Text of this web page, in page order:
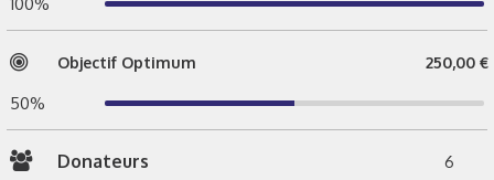
100%
Objectif Optimum 250,00 €
50%
Donateurs 6